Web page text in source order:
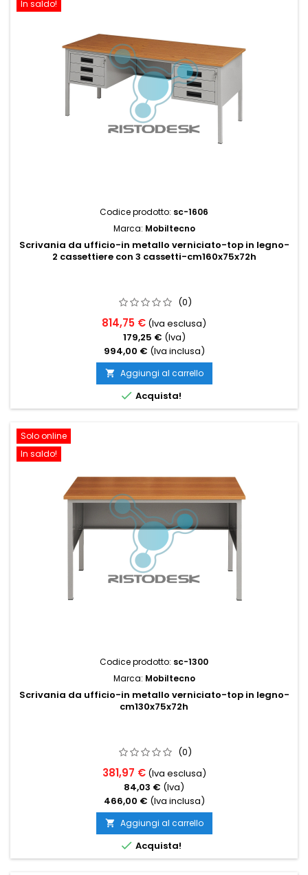
In saldo!
Codice prodotto: sc-1606
Marca: Mobiltecno
Scrivania da ufficio-in metallo verniciato-top in legno-
2 cassettiere con 3 cassetti-cm160x75x72h
(0)
814,75 € (Iva esclusa)
179,25 € (Iva)
994,00 € (Iva inclusa)
 Aggiungi al carrello
 Acquista!
Solo online
In saldo!
Codice prodotto: sc-1300
Marca: Mobiltecno
Scrivania da ufficio-in metallo verniciato-top in legno-
cm130x75x72h
(0)
381,97 € (Iva esclusa)
84,03 € (Iva)
466,00 € (Iva inclusa)
 Aggiungi al carrello
 Acquista!